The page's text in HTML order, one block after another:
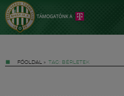
FŐOLDAL » TAG: BÉRLETEK